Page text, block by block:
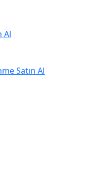
Al
Satın Al